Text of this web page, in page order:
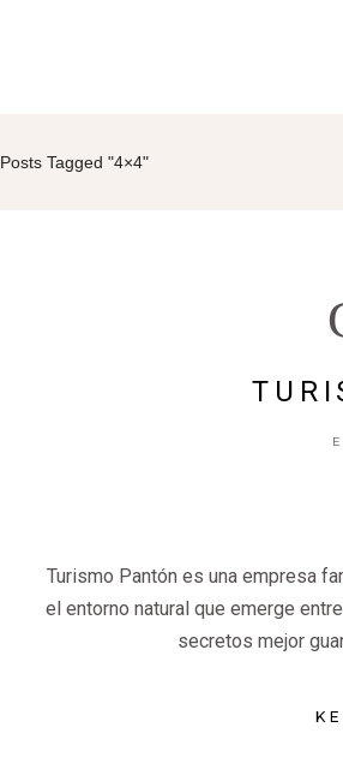
Posts Tagged "4×4"
Turismo Pantón es una empresa
el entorno natural que emerge
secretos mejor